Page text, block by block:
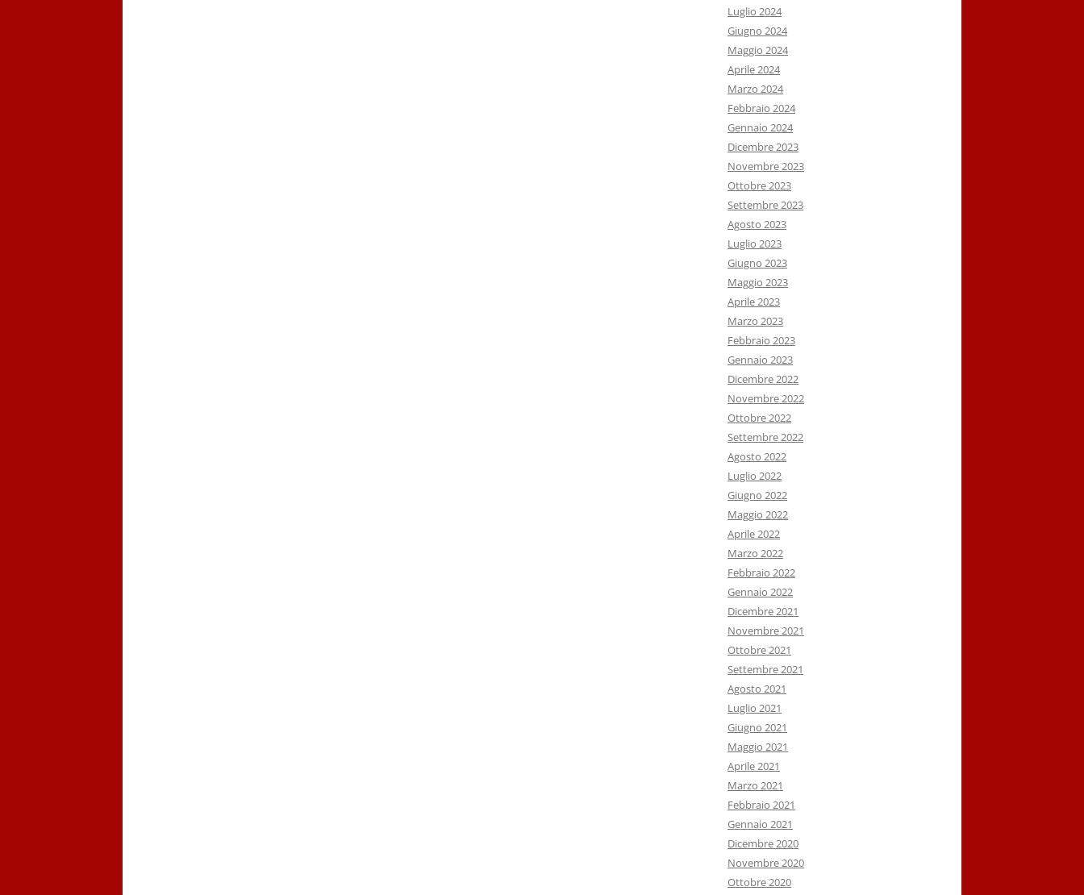
Luglio 2024
Giugno 2024
Maggio 2024
Aprile 2024
Marzo 2024
Febbraio 2024
Gennaio 2024
Dicembre 2023
Novembre 2023
Ottobre 2023
Settembre 2023
Agosto 2023
Luglio 2023
Giugno 2023
Maggio 2023
Aprile 2023
Marzo 2023
Febbraio 2023
Gennaio 2023
Dicembre 2022
Novembre 2022
Ottobre 2022
Settembre 2022
Agosto 2022
Luglio 2022
Giugno 2022
Maggio 2022
Aprile 2022
Marzo 2022
Febbraio 2022
Gennaio 2022
Dicembre 2021
Novembre 2021
Ottobre 2021
Settembre 2021
Agosto 2021
Luglio 2021
Giugno 2021
Maggio 2021
Aprile 2021
Marzo 2021
Febbraio 2021
Gennaio 2021
Dicembre 2020
Novembre 2020
Ottobre 2020